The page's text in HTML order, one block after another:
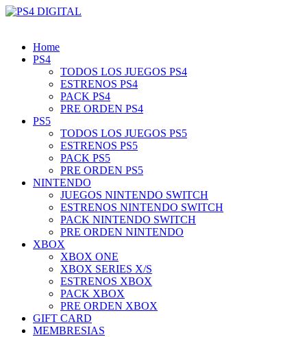
Home
PS4
TODOS LOS JUEGOS PS4
ESTRENOS PS4
PACK PS4
PRE ORDEN PS4
PS5
TODOS LOS JUEGOS PS5
ESTRENOS PS5
PACK PS5
PRE ORDEN PS5
NINTENDO
JUEGOS NINTENDO SWITCH
ESTRENOS NINTENDO SWITCH
PACK NINTENDO SWITCH
PRE ORDEN NINTENDO
XBOX
XBOX ONE
XBOX SERIES X/S
ESTRENOS XBOX
PACK XBOX
PRE ORDEN XBOX
GIFT CARD
MEMBRESIAS